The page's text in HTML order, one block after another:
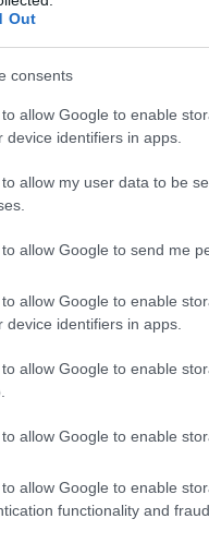
Out
consents
allow Google to enable
device identifiers in apps.
allow my user data to be
allow Google to send me
allow Google to enable
device identifiers in apps.
allow Google to enable
allow Google to enable
allow Google to enable
functionality and
id/18266665
felhasználói tartalomnak
nem ellenőrzi. Kifogás esetén